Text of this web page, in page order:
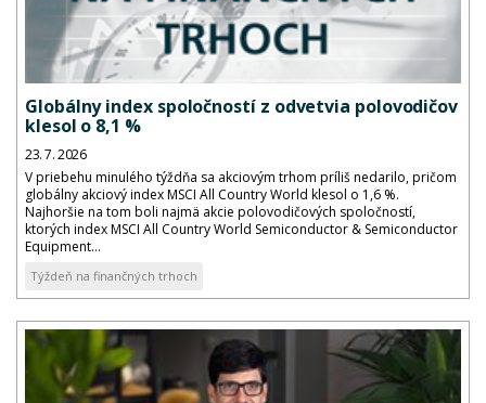
Globálny index spoločností z odvetvia polovodičov
klesol o 8,1 %
23. 7. 2026
V priebehu minulého týždňa sa akciovým trhom príliš nedarilo, pričom
globálny akciový index MSCI All Country World klesol o 1,6 %.
Najhoršie na tom boli najmä akcie polovodičových spoločností,
ktorých index MSCI All Country World Semiconductor & Semiconductor
Equipment...
Týždeň na finančných trhoch